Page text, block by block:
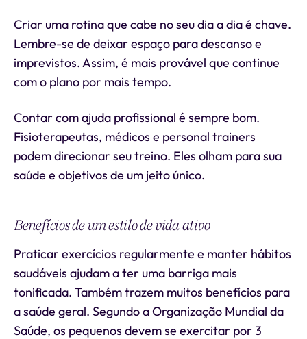
Criar uma rotina que cabe no seu dia a dia é chave.
Lembre-se de deixar espaço para descanso e
imprevistos. Assim, é mais provável que continue
com o plano por mais tempo.
Contar com ajuda profissional é sempre bom.
Fisioterapeutas, médicos e personal trainers
podem direcionar seu treino. Eles olham para sua
saúde e objetivos de um jeito único.
Benefícios de um estilo de vida ativo
Praticar exercícios regularmente e manter hábitos
saudáveis ajudam a ter uma barriga mais
tonificada. Também trazem muitos benefícios para
a saúde geral. Segundo a Organização Mundial da
Saúde, os pequenos devem se exercitar por 3